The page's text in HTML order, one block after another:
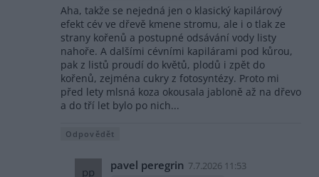
Aha, takže se nejedná jen o klasický kapilárový
efekt cév ve dřevě kmene stromu, ale i o tlak ze
strany kořenů a postupné odsávání vody listy
nahoře. A dalšími cévními kapilárami pod kůrou,
pak z listů proudí do květů, plodů i zpět do
kořenů, zejména cukry z fotosyntézy. Proto mi
před lety mlsná koza okousala jabloně až na dřevo
a do tří let bylo po nich...
Odpovědět
pp pavel peregrin 7.7.2026 11:53